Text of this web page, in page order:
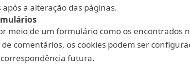
a alteração das páginas.
meio de um formulário como os encontrados
comentários, os cookies podem ser
futura.